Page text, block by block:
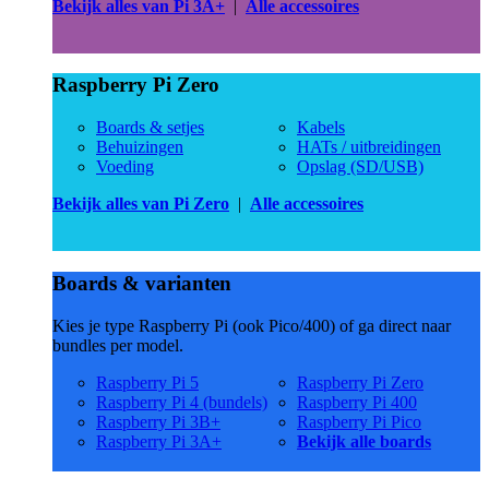
Bekijk alles van Pi 3A+ | Alle accessoires
Raspberry Pi Zero
Boards & setjes
Behuizingen
Voeding
Kabels
HATs / uitbreidingen
Opslag (SD/USB)
Bekijk alles van Pi Zero | Alle accessoires
Boards & varianten
Kies je type Raspberry Pi (ook Pico/400) of ga direct naar
bundles per model.
Raspberry Pi 5
Raspberry Pi 4 (bundels)
Raspberry Pi 3B+
Raspberry Pi 3A+
Raspberry Pi Zero
Raspberry Pi 400
Raspberry Pi Pico
Bekijk alle boards